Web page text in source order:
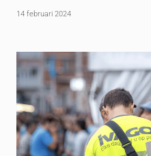
14 februari 2024